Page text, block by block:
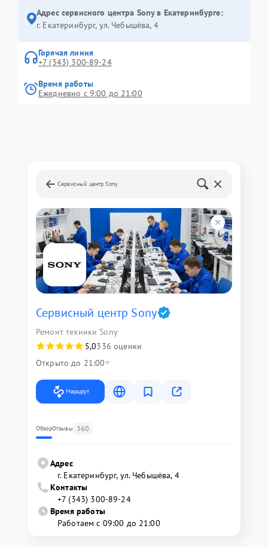
Адрес сервисного центра Sony в Екатеринбурге:
г. Екатеринбург, ул. Чебышёва, 4
Горячая линия
+7 (343) 300-89-24
Время работы
Ежедневно с 9:00 до 21:00
Сервисный центр Sony
Сервисный центр Sony
Ремонт техники Sony
5,0336 оценки
Открыто до 21:00
Маршрут
ОбзорОтзывы 360
Адрес
г. Екатеринбург, ул. Чебышёва, 4
Контакты
+7 (343) 300-89-24
Время работы
Работаем с 09:00 до 21:00